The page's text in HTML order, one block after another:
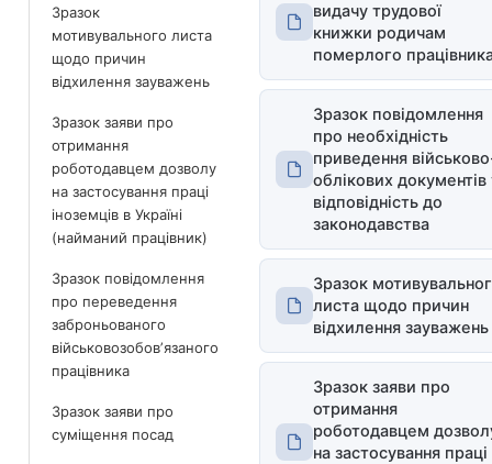
Зразок
мотивувального листа
щодо причин
відхилення зауважень
Зразок заяви про
отримання
роботодавцем дозволу
на застосування праці
іноземців в Україні
(найманий працівник)
Зразок повідомлення
про переведення
заброньованого
військовозобовʼязаного
працівника
Зразок заяви про
суміщення посад
видачу трудової
книжки родичам
померлого
Зразок повідомлення
про необхідність
приведення
облікових документів
відповідність до
законодавства
Зразок
листа щодо причин
відхилення зауважень
Зразок заяви про
отримання
роботодавцем
на застосування праці